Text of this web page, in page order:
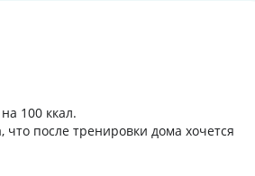
100 ккал.
после тренировки дома хочется